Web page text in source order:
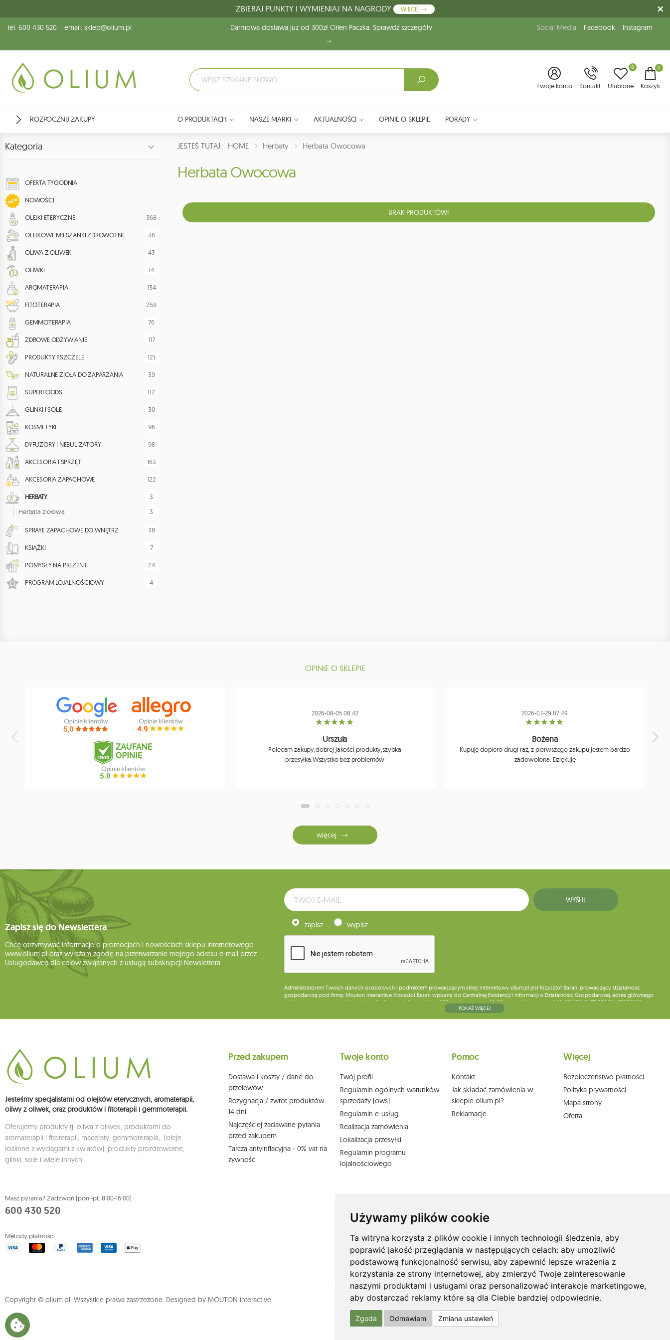
Używamy plików cookie
Ta witryna korzysta z plików cookie i innych technologii śledzenia, aby
poprawić jakość przeglądania w następujących celach: aby umożliwić
podstawową funkcjonalność serwisu, aby zapewnić lepsze wrażenia z
korzystania ze strony internetowej, aby zmierzyć Twoje zainteresowanie
naszymi produktami i usługami oraz personalizować interakcje marketingowe,
aby dostarczać reklamy które są dla Ciebie bardziej odpowiednie.
Zgoda Odmawiam Zmiana ustawień
ZBIERAJ PUNKTY I WYMIENIAJ NA NAGRODY WIĘCEJ
tel. 600 430 520 email: sklep@olium.pl Darmowa dostawa już od 300zł Orlen Paczka. Sprawdź szczegóły Social Media Facebook Instagram
Twoje konto Kontakt Ulubione
0 0
Koszyk
ROZPOCZNIJ ZAKUPY O PRODUKTACH NASZE MARKI AKTUALNOŚCI OPINIE O SKLEPIE PORADY
Kategoria
OFERTA TYGODNIA
NOWOŚCI
OLEJKI ETERYCZNE 368
OLEJKOWE MIESZANKI ZDROWOTNE 36
OLIWA Z OLIWEK 43
OLIWKI 14
AROMATERAPIA 134
FITOTERAPIA 258
GEMMOTERAPIA 76
ZDROWE ODŻYWIANIE 117
PRODUKTY PSZCZELE 121
NATURALNE ZIOŁA DO ZAPARZANIA 39
SUPERFOODS 112
GLINKI I SOLE 30
KOSMETYKI 96
DYFUZORY I NEBULIZATORY 98
AKCESORIA I SPRZĘT 163
AKCESORIA ZAPACHOWE 122
HERBATY
3
Herbata ziołowa
3
SPRAYE ZAPACHOWE DO WNĘTRZ 38
KSIĄŻKI 7
POMYSŁY NA PREZENT 24
PROGRAM LOJALNOŚCIOWY 4
JESTEŚ TUTAJ: HOME Herbaty Herbata Owocowa
Herbata Owocowa
BRAK PRODUKTÓW!
OPINIE O SKLEPIE
2026-08-05 08:42
Urszula
Polecam zakupy,dobrej jakości produkty,szybka
przesyłka.Wszystko bez problemów
2026-07-29 07:49
Bożena
Kupuję dopiero drugi raz, z pierwszego zakupu jestem bardzo
zadowolona. Dziękuję
więcej
Zapisz się do Newslettera
Chcę otrzymywać informacje o promocjach i nowościach sklepu internetowego
www.olium.pl oraz wyrażam zgodę na przetwarzanie mojego adresu e-mail przez
Usługodawcę dla celów związanych z usługą subskrypcji Newslettera.
WYŚLIJ
zapisz wypisz
Administratorem Twoich danych osobowych i podmiotem prowadzącym sklep internetowy olium.pl jest Krzysztof Baran, prowadzący działalność
gospodarczą pod firmą: Mouton Interactive Krzysztof Baran wpisaną do Centralnej Ewidencji i Informacji o Działalności Gospodarczej, adres głównego
miejsca wykonywania działalności w Siedlcach, ul. Starowiejska 265, kod pocztowy: 08-110, posiadający numer NIP: 821-152-01-37, REGON: 711650928 .
Dane będą przetwarzane w celu wysyłki newslettera i przechowywane do chwili rezygnacji z subskrypcji.
działem obsługi klienta Mouton Interactive pod adresem e-mail lub pisemnie na adres siedziby.
POKAŻ WIĘCEJ
Jesteśmy specjalistami od olejków eterycznych, aromaterapii,
oliwy z oliwek, oraz produktów i fitoterapii i gemmoterapii.
Oferujemy produkty tj. oliwa z oliwek, produktami do
aromaterapii i fitoterapii, maceraty, gemmoterapia, (oleje
roślinne z wyciągami z kwiatów), produkty prozdrowotne,
glinki, sole i wiele innych.
Masz pytania? Zadzwoń (pon.-pt. 8:00-16:00)
600 430 520
Metody płatności
Przed zakupem
Dostawa i koszty / dane do
przelewów
Rezygnacja / zwrot produktów
14 dni
Najczęściej zadawane pytania
przed zakupem
Tarcza antyinflacyjna - 0% vat na
żywność
Twoje konto
Twój profil
Regulamin ogólnych warunków
sprzedaży (ows)
Regulamin e-usług
Realizacja zamówienia
Lokalizacja przesyłki
Regulamin programu
lojalnościowego
Pomoc
Kontakt
Jak składać zamówienia w
sklepie olium.pl?
Reklamacje
Więcej
Bezpieczeństwo płatności
Polityka prywatności
Mapa strony
Oferta
Copyright © olium.pl. Wszystkie prawa zastrzeżone. Designed by MOUTON interactive Zobacz nasz profil na: